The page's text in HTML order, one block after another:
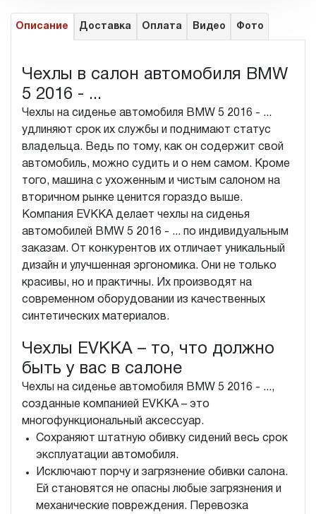
Описание Доставка Оплата Видео Фото
Чехлы в салон автомобиля BMW
5 2016 - ...
Чехлы на сиденье автомобиля BMW 5 2016 - ...
удлиняют срок их службы и поднимают статус
владельца. Ведь по тому, как он содержит свой
автомобиль, можно судить и о нем самом. Кроме
того, машина с ухоженным и чистым салоном на
вторичном рынке ценится гораздо выше.
Компания EVKKA делает чехлы на сиденья
автомобилей BMW 5 2016 - ... по индивидуальным
заказам. От конкурентов их отличает уникальный
дизайн и улучшенная эргономика. Они не только
красивы, но и практичны. Их производят на
современном оборудовании из качественных
синтетических материалов.
Чехлы EVKKA – то, что должно
быть у вас в салоне
Чехлы на сиденье автомобиля BMW 5 2016 - ...,
созданные компанией EVKKA – это
многофункциональный аксессуар.
Сохраняют штатную обивку сидений весь срок
эксплуатации автомобиля.
Исключают порчу и загрязнение обивки салона.
Ей становятся не опасны любые загрязнения и
механические повреждения. Перевозка